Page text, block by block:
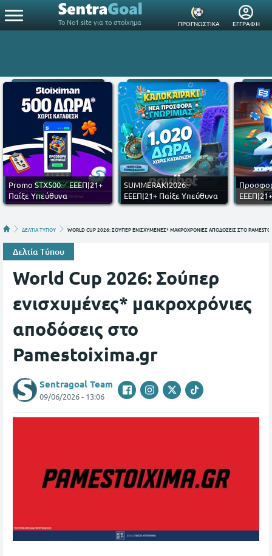
Το Νο1 site για το στοίχημα ΠΡΟΓΝΩΣΤΙΚΑ ΕΓΓΡΑΦΗ
Promo STX500✅ ΕΕΕΠ|21+
Παίξε Υπεύθυνα
SUMMERAKI2026✅
ΕΕΕΠ|21+ Παίξε Υπεύθυνα
ΔΕΛΤΙΑ ΤΥΠΟΥ WORLD CUP 2026: ΣΟΥΠΕΡ ΕΝΙΣΧΥΜΕΝΕΣ* ΜΑΚΡΟΧΡΟΝΙΕΣ ΑΠΟΔΟΣΕΙΣ ΣΤΟ
Δελτία Τύπου
World Cup 2026: Σούπερ
ενισχυμένες* μακροχρόνιες
αποδόσεις στο
Pamestoixima.gr
Sentragoal Team
09/06/2026 - 13:06